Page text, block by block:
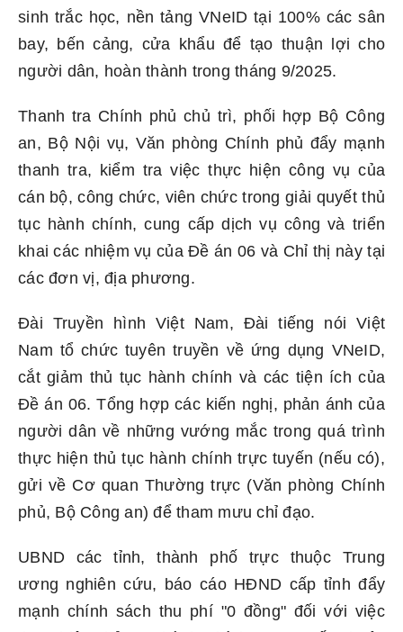
sinh trắc học, nền tảng VNeID tại 100% các sân
bay, bến cảng, cửa khẩu để tạo thuận lợi cho
người dân, hoàn thành trong tháng 9/2025.
Thanh tra Chính phủ chủ trì, phối hợp Bộ Công
an, Bộ Nội vụ, Văn phòng Chính phủ đẩy mạnh
thanh tra, kiểm tra việc thực hiện công vụ của
cán bộ, công chức, viên chức trong giải quyết thủ
tục hành chính, cung cấp dịch vụ công và triển
khai các nhiệm vụ của Đề án 06 và Chỉ thị này tại
các đơn vị, địa phương.
Đài Truyền hình Việt Nam, Đài tiếng nói Việt
Nam tổ chức tuyên truyền về ứng dụng VNeID,
cắt giảm thủ tục hành chính và các tiện ích của
Đề án 06. Tổng hợp các kiến nghị, phản ánh của
người dân về những vướng mắc trong quá trình
thực hiện thủ tục hành chính trực tuyến (nếu có),
gửi về Cơ quan Thường trực (Văn phòng Chính
phủ, Bộ Công an) để tham mưu chỉ đạo.
UBND các tỉnh, thành phố trực thuộc Trung
ương nghiên cứu, báo cáo HĐND cấp tỉnh đẩy
mạnh chính sách thu phí "0 đồng" đối với việc